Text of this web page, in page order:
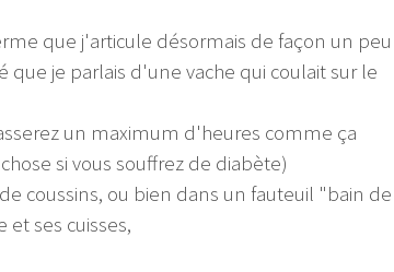
que j'articule désormais de façon un peu
que je parlais d'une vache qui coulait sur le
un maximum d'heures comme ça
si vous souffrez de diabète)
coussins, ou bien dans un fauteuil "bain de
ses cuisses,